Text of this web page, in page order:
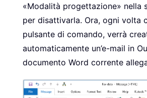
«Modalità progettazione» nella
per disattivarla. Ora, ogni volta
pulsante di comando, verrà
automaticamente un’e-mail in
documento Word corrente